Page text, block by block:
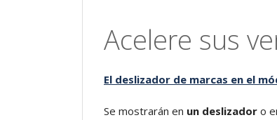
Acelere sus
El deslizador de marcas en el
Se mostrarán en un deslizador o